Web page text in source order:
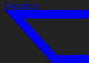
Сделано в